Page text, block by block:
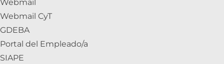
Webmail
Webmail CyT
GDEBA
Portal del Empleado/a
SIAPE